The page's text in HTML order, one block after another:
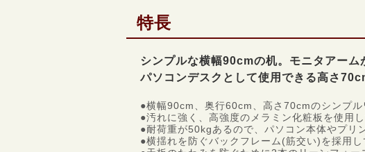
特長
シンプルな横幅90cmの机。モニタアーム
パソコンデスクとして使用できる高さ
●横幅90cm、奥行60cm、高さ70cmのシンプル
●汚れに強く、高強度のメラミン化粧板を使用し
●耐荷重が50kgあるので、パソコン本体やプリ
●横揺れを防ぐバックフレーム(筋交い)を採用し